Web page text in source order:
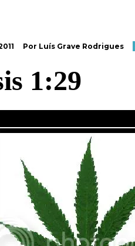
Por Luís Grave Rodrigues
1:29